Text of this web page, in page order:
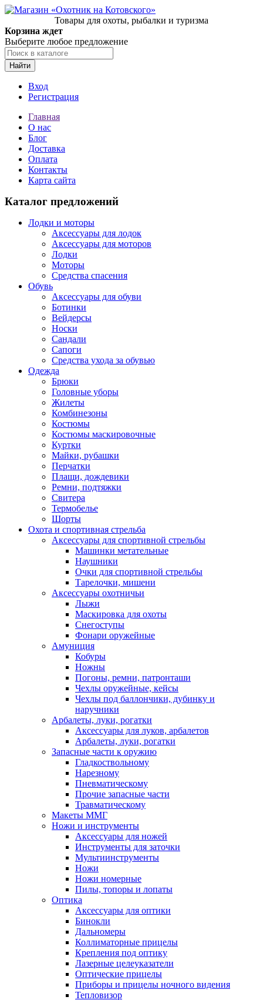
Товары для охоты, рыбалки и туризма
Корзина ждет
Выберите любое предложение
Найти
Вход
Регистрация
Главная
О нас
Блог
Доставка
Оплата
Контакты
Карта сайта
Каталог предложений
Лодки и моторы
Аксессуары для лодок
Аксессуары для моторов
Лодки
Моторы
Средства спасения
Обувь
Аксессуары для обуви
Ботинки
Вейдерсы
Носки
Сандали
Сапоги
Средства ухода за обувью
Одежда
Брюки
Головные уборы
Жилеты
Комбинезоны
Костюмы
Костюмы маскировочные
Куртки
Майки, рубашки
Перчатки
Плащи, дождевики
Ремни, подтяжки
Свитера
Термобелье
Шорты
Охота и спортивная стрельба
Аксессуары для спортивной стрельбы
Машинки метательные
Наушники
Очки для спортивной стрельбы
Тарелочки, мишени
Аксессуары охотничьи
Лыжи
Маскировка для охоты
Снегоступы
Фонари оружейные
Амуниция
Кобуры
Ножны
Погоны, ремни, патронташи
Чехлы оружейные, кейсы
Чехлы под баллончики, дубинку и
наручники
Арбалеты, луки, рогатки
Аксессуары для луков, арбалетов
Арбалеты, луки, рогатки
Запасные части к оружию
Гладкоствольному
Нарезному
Пневматическому
Прочие запасные части
Травматическому
Макеты ММГ
Ножи и инструменты
Аксессуары для ножей
Инструменты для заточки
Мультиинструменты
Ножи
Ножи номерные
Пилы, топоры и лопаты
Оптика
Аксессуары для оптики
Бинокли
Дальномеры
Коллиматорные прицелы
Крепления под оптику
Лазерные целеуказатели
Оптические прицелы
Приборы и прицелы ночного видения
Тепловизор